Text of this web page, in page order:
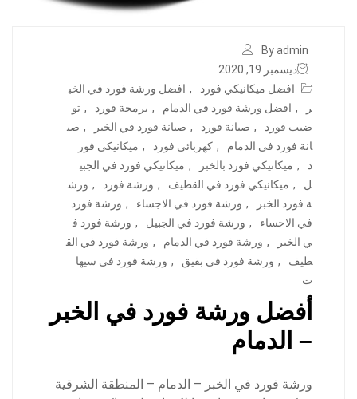
By admin
ديسمبر 19, 2020
افضل ميكانيكي فورد
, افضل ورشة فورد في الخب
ر
, افضل ورشة فورد في الدمام , برمجة فورد , تو
ضيب فورد
, صيانة فورد , صيانة فورد في الخبر , صي
انة فورد في الدمام
, كهربائي فورد , ميكانيكي فور
د
, ميكانيكي فورد بالخبر , ميكانيكي فورد في الجبي
ل
, ميكانيكي فورد في القطيف , ورشة فورد , ورش
ة فورد الخبر
, ورشة فورد في الاجساء , ورشة فورد
في الاحساء
, ورشة فورد في الجبيل , ورشة فورد ف
ي الخبر
, ورشة فورد في الدمام , ورشة فورد في الق
طيف
, ورشة فورد في بقيق , ورشة فورد في سيها
ت
أفضل ورشة فورد في الخبر
– الدمام
ورشة فورد في الخبر – الدمام – المنطقة الشرقية